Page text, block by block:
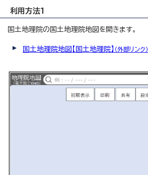
利用方法1
国土地理院の国土地理院地図を開きます。
国土地理院地図【国土地理院】 （外部リンク）